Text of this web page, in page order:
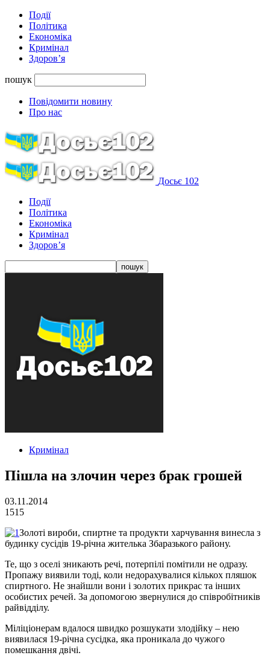
Події
Політика
Економіка
Кримінал
Здоров’я
пошук
Повідомити новину
Про нас
Досьє 102
Події
Політика
Економіка
Кримінал
Здоров’я
Кримінал
Пішла на злочин через брак грошей
03.11.2014
1515
Золоті вироби, спиртне та продукти харчування винесла з
будинку сусідів 19-річна жителька Збаразького району.
Те, що з оселі зникають речі, потерпілі помітили не одразу.
Пропажу виявили тоді, коли недорахувалися кількох пляшок
спиртного. Не знайшли вони і золотих прикрас та інших
особистих речей. За допомогою звернулися до співробітників
райвідділу.
Міліціонерам вдалося швидко розшукати злодійку – нею
виявилася 19-річна сусідка, яка проникала до чужого
помешкання двічі.